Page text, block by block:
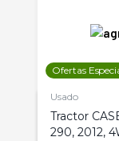
Ofertas
Usado
Tractor
290, 2012,